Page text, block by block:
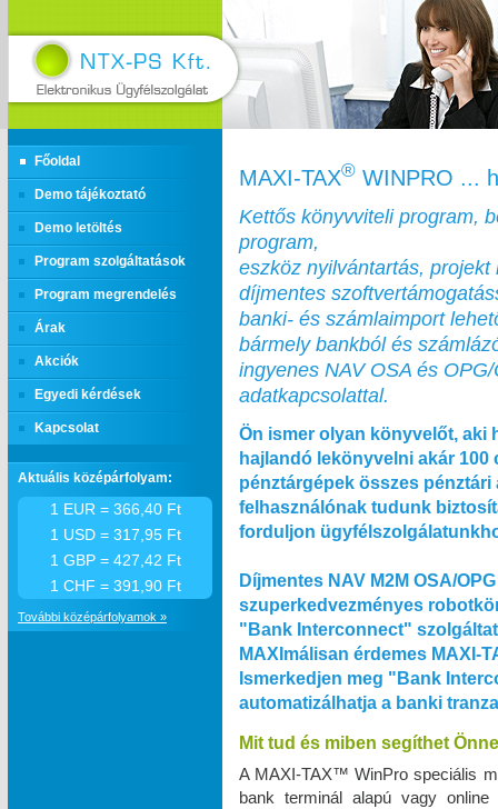
Főoldal
Demo tájékoztató
Demo letöltés
Program szolgáltatások
Program megrendelés
Árak
Akciók
Egyedi kérdések
Kapcsolat
MAXI‑TAX® WINPRO ...
Kettős könyvviteli program,
program,
eszköz nyilvántartás, projekt
díjmentes
banki- és számlaimport
bármely bankból és
ingyenes NAV OSA és
adatkapcsolattal.
Ön ismer olyan könyvelőt, aki
hajlandó lekönyvelni akár 100
pénztárgépek összes pénztári
felhasználónak tudunk
forduljon
Díjmentes NAV M2M OSA/
szuperkedvezményes
"Bank Interconnect"
MAXImálisan érdemes
Ismerkedjen meg "Bank
automatizálhatja a banki
Mit tud és miben segíthet
A MAXI‑TAX™ WinPro speciális
bank terminál alapú vagy
Aktuális középárfolyam:
1 EUR = 366,40 Ft
1 USD = 317,95 Ft
1 GBP = 427,42 Ft
1 CHF = 391,90 Ft
További középárfolyamok »